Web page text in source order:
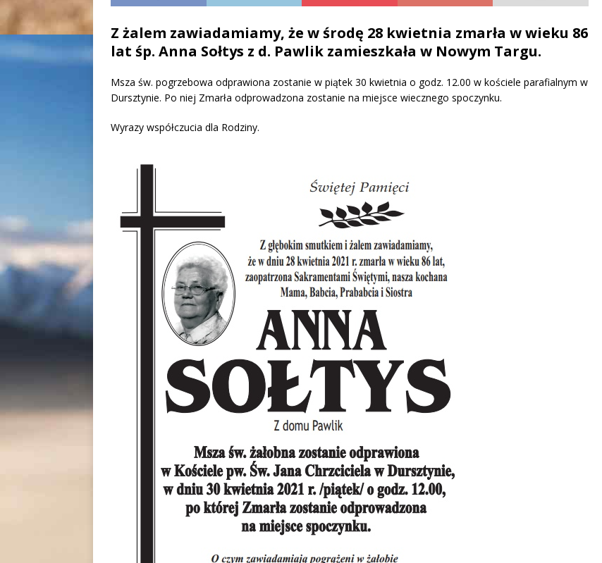
Z żalem zawiadamiamy, że w środę 28 kwietnia zmarła w wieku 86
lat śp. Anna Sołtys z d. Pawlik zamieszkała w Nowym Targu.
Msza św. pogrzebowa odprawiona zostanie w piątek 30 kwietnia o godz. 12.00 w kościele parafialnym w
Dursztynie. Po niej Zmarła odprowadzona zostanie na miejsce wiecznego spoczynku.
Wyrazy współczucia dla Rodziny.